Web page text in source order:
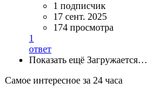
1 подписчик
17 сент. 2025
174 просмотра
1
ответ
Показать ещё Загружается…
Самое интересное за 24 часа